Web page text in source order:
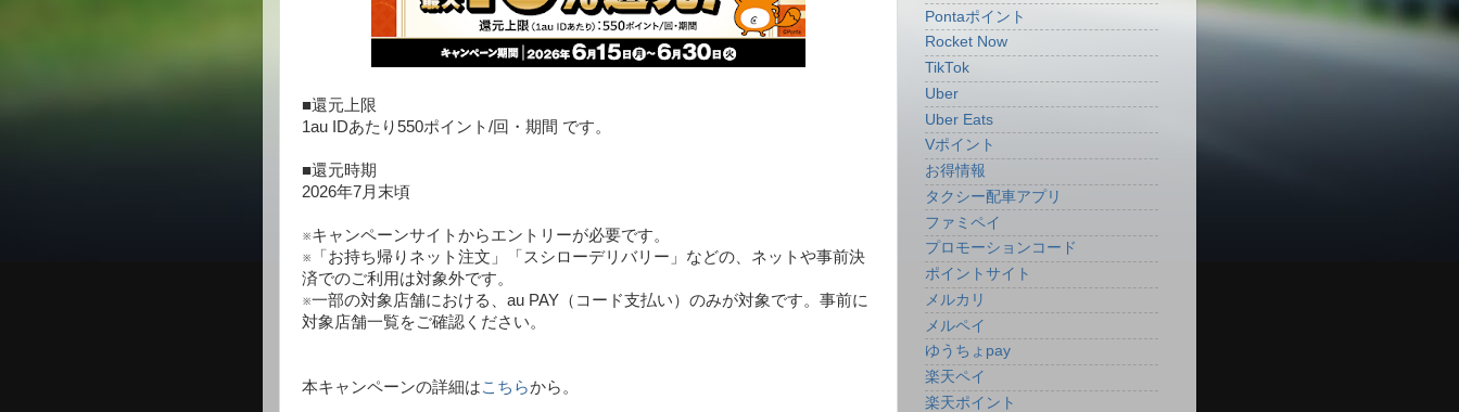
■還元上限
1au IDあたり550ポイント/回・期間 です。
■還元時期
2026年7月末頃
※キャンペーンサイトからエントリーが必要です。
※「お持ち帰りネット注文」「スシローデリバリー」などの、ネットや事前決
済でのご利用は対象外です。
※一部の対象店舗における、au PAY（コード支払い）のみが対象です。事前に
対象店舗一覧をご確認ください。
本キャンペーンの詳細はこちらから。
Pontaポイント
Rocket Now
TikTok
Uber
Uber Eats
Vポイント
お得情報
タクシー配車アプリ
ファミペイ
プロモーションコード
ポイントサイト
メルカリ
メルペイ
ゆうちょpay
楽天ペイ
楽天ポイント